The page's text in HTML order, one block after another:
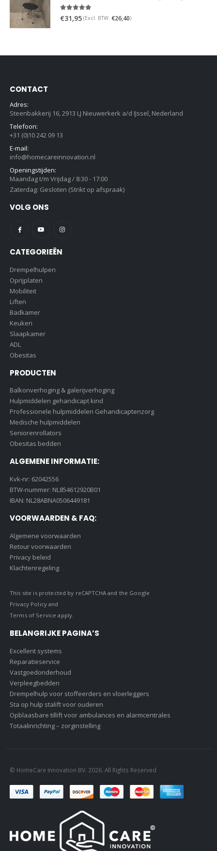
5.00out of 5
€31,95 (Excl. BTW: €26,40)
CONTACT
Adres:
Steenbakkerij 16, 2913 LJ Nieuwerkerk a/d IJssel, Nederland
Telefoon:
+31 (0)10 242 09 13
E-mail:
info@homecareinnovation.nl
Openingstijden:
Maandag t/m Vrijdag / 8:30 - 17:00
Zaterdag: Gesloten (Strikt op afspraak)
VOLG ONS
CATEGORIEËN
Drempelhulpen
Oprijplaten
Mobiliteit
Liften
Badkamer
Keuken
Slaapkamer
ADL
Obesitas
PRODUCTEN
Balkonverhoging & galerijverhoging
Hulpmiddelen gehandicapt kind
Professionele hulpmiddelen Gehandicaptenzorg
Medische hulpmiddelen
Seniorenrollators
Obesitas bedden
ALGEMENE INFORMATIE:
Kvk-nr: 62042556
BTW-nummer: NL854612920B01
IBAN: NL28ABNA0506449181
VOORWAARDEN & FAQ:
Algemene voorwaarden
Retour voorwaarden
Privacy beleid
Klachtenregeling
This site is protected by reCAPTCHA and the Google
Privacy Policyand
Terms of Service apply.
BELANGRIJKE PAGINA’S
Excellent systems
Reparatieservice
Vastgoedonderhoud
Verpleegbedden
Drempelhulp voor stoffeerders en vloerleggers
Sta op hulp stalift voor ouderen
Opblaasbare tillift voor ambulances en alarmcentrales
Totaalinrichting – zorginstelling
© HomeCare Innovation BV. 2026. All Rights Reserved